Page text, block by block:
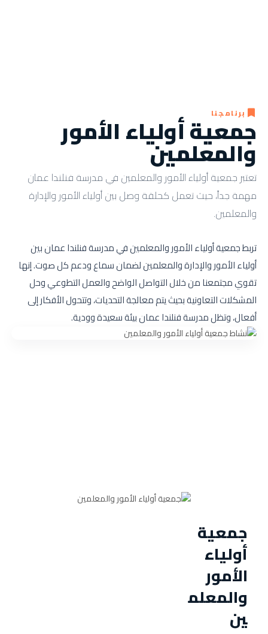
برنامجنا
جمعية أولياء الأمور
والمعلمين
تعتبر جمعية أولياء الأمور والمعلمين في مدرسة فنلندا عمان
مهمة جداً، حيث تعمل كحلقة وصل بين أولياء الأمور والإدارة
والمعلمين.
تربط جمعية أولياء الأمور والمعلمين في مدرسة فنلندا عمان بين
أولياء الأمور والإدارة والمعلمين لضمان سماع ودعم كل صوت. إنها
تقوي مجتمعنا من خلال التواصل الواضح والعمل التطوعي وحل
المشكلات التعاونية بحيث يتم معالجة التحديات، وتتحول الأفكار إلى
أفعال، وتظل مدرسة فنلندا عمان بيئة سعيدة وودية.
جمعية
أولياء
الأمور
والمعلم
ين